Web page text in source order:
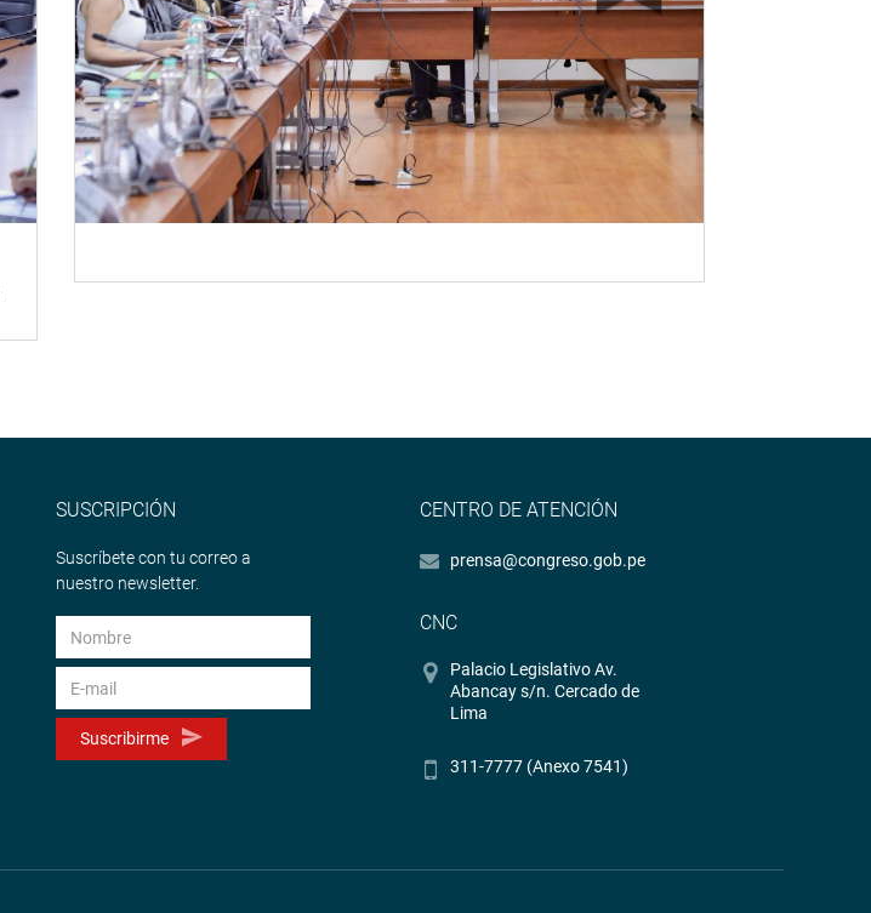
SUSCRIPCIÓN
Suscríbete con tu correo a
nuestro newsletter.
Suscribirme
CENTRO DE ATENCIÓN
prensa@congreso.gob.pe
CNC
Palacio Legislativo Av.
Abancay s/n. Cercado de
Lima
311-7777 (Anexo 7541)